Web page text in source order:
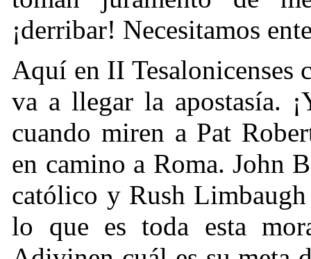
¡derribar! Necesitamos
Aquí en II Tesalonicenses
va a llegar la apostasía.
cuando miren a Pat
en camino a Roma. John
católico y Rush
lo que es toda esta